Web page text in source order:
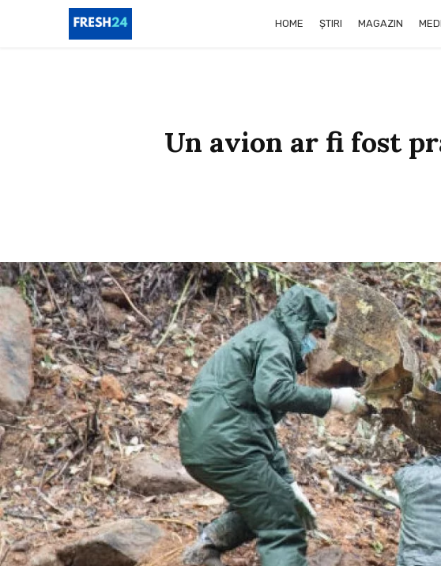
HOME ȘTIRI MAGAZIN
Un avion ar fi fost